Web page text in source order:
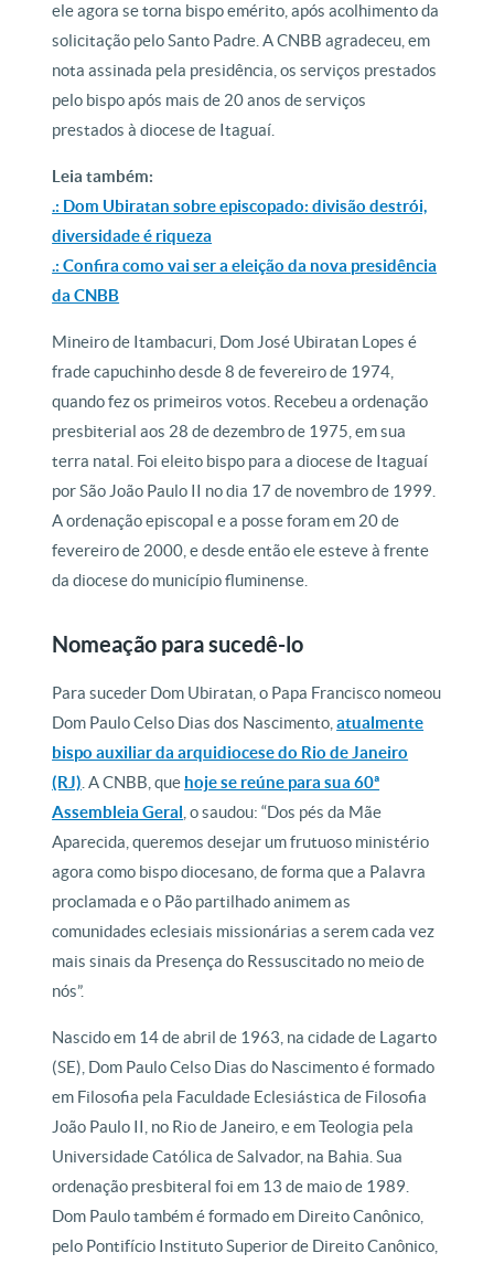
ele agora se torna bispo emérito, após acolhimento da
solicitação pelo Santo Padre. A CNBB agradeceu, em
nota assinada pela presidência, os serviços prestados
pelo bispo após mais de 20 anos de serviços
prestados à diocese de Itaguaí.
Leia também:
.: Dom Ubiratan sobre episcopado: divisão destrói,
diversidade é riqueza
.: Confira como vai ser a eleição da nova presidência
da CNBB
Mineiro de Itambacuri, Dom José Ubiratan Lopes é
frade capuchinho desde 8 de fevereiro de 1974,
quando fez os primeiros votos. Recebeu a ordenação
presbiterial aos 28 de dezembro de 1975, em sua
terra natal. Foi eleito bispo para a diocese de Itaguaí
por São João Paulo II no dia 17 de novembro de 1999.
A ordenação episcopal e a posse foram em 20 de
fevereiro de 2000, e desde então ele esteve à frente
da diocese do município fluminense.
Nomeação para sucedê-lo
Para suceder Dom Ubiratan, o Papa Francisco nomeou
Dom Paulo Celso Dias dos Nascimento,atualmente
bispo auxiliar da arquidiocese do Rio de Janeiro
(RJ) . A CNBB, que hoje se reúne para sua 60ª
Assembleia Geral , o saudou: “Dos pés da Mãe
Aparecida, queremos desejar um frutuoso ministério
agora como bispo diocesano, de forma que a Palavra
proclamada e o Pão partilhado animem as
comunidades eclesiais missionárias a serem cada vez
mais sinais da Presença do Ressuscitado no meio de
nós”.
Nascido em 14 de abril de 1963, na cidade de Lagarto
(SE), Dom Paulo Celso Dias do Nascimento é formado
em Filosofia pela Faculdade Eclesiástica de Filosofia
João Paulo II, no Rio de Janeiro, e em Teologia pela
Universidade Católica de Salvador, na Bahia. Sua
ordenação presbiteral foi em 13 de maio de 1989.
Dom Paulo também é formado em Direito Canônico,
pelo Pontifício Instituto Superior de Direito Canônico,